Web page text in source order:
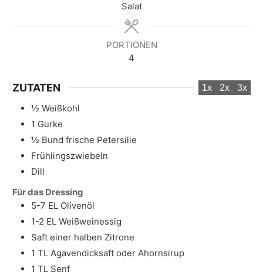
n
e
n
Salat
PORTIONEN
4
ZUTATEN 1x 2x 3x
½ Weißkohl
1 Gurke
½ Bund frische Petersilie
Frühlingszwiebeln
Dill
Für das Dressing
5-7 EL Olivenöl
1-2 EL Weißweinessig
Saft einer halben Zitrone
1 TL Agavendicksaft oder Ahornsirup
1 TL Senf